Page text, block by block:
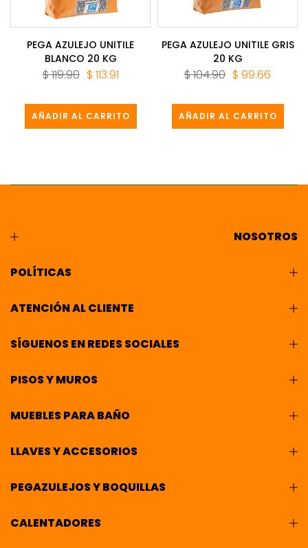
PEGA AZULEJO UNITILE
BLANCO 20 KG
$ 119.90 $ 113.91
AÑADIR AL CARRITO
PEGA AZULEJO UNITILE GRIS
20 KG
$ 104.90 $ 99.66
AÑADIR AL CARRITO
NOSOTROS
POLÍTICAS
ATENCIÓN AL CLIENTE
SÍGUENOS EN REDES SOCIALES
PISOS Y MUROS
MUEBLES PARA BAÑO
LLAVES Y ACCESORIOS
PEGAZULEJOS Y BOQUILLAS
CALENTADORES